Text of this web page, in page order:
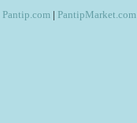
Pantip.com | PantipMarket.com